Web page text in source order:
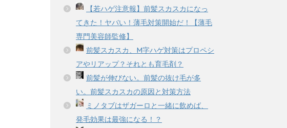
【若ハゲ注意報】前髪スカスカになっ
てきた！ヤバい！薄毛対策開始だ！【薄毛
専門美容師監修】
前髪スカスカ、M字ハゲ対策はプロペシ
アやリアップ？それとも育毛剤？
前髪が伸びない。前髪の抜け毛が多
い。前髪スカスカの原因と対策方法
ミノタブはザガーロと一緒に飲めば、
発毛効果は最強になる！？